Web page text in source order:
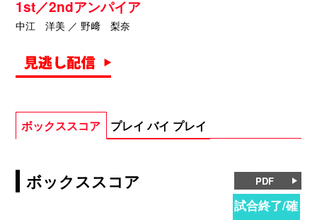
1st／2ndアンパイア
中江 洋美 ／ 野﨑 梨奈
ボックススコア プレイ バイ プレイ
ボックススコア PDF
試合終了/確